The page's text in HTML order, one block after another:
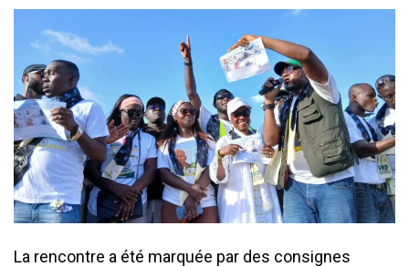
La rencontre a été marquée par des consignes